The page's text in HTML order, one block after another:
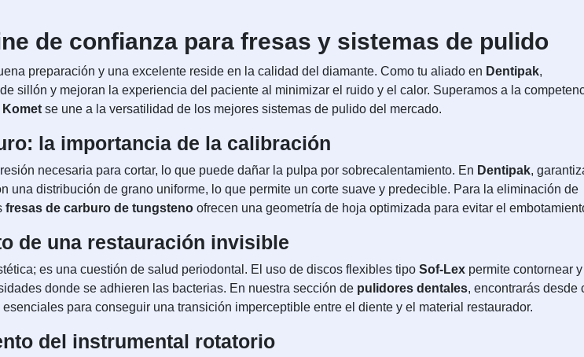
de confianza para fresas y sistemas de pulido
preparación y una excelente reside en la calidad del diamante. Como tu aliado en Dentipak,
sillón y mejoran la experiencia del paciente al minimizar el ruido y el calor. Superamos a la
Komet se une a la versatilidad de los mejores sistemas de pulido del mercado.
la importancia de la calibración
necesaria para cortar, lo que puede dañar la pulpa por sobrecalentamiento. En Dentipak,
una distribución de grano uniforme, lo que permite un corte suave y predecible. Para la eliminación de
fresas de carburo de tungsteno ofrecen una geometría de hoja optimizada para evitar el
de una restauración invisible
es una cuestión de salud periodontal. El uso de discos flexibles tipo Sof-Lex permite contornear
donde se adhieren las bacterias. En nuestra sección de pulidores dentales, encontrarás desde
para conseguir una transición imperceptible entre el diente y el material restaurador.
del instrumental rotatorio